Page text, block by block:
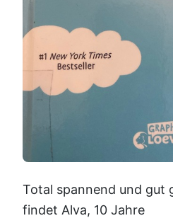
Total spannend und gut
findet Alva, 10 Jahre